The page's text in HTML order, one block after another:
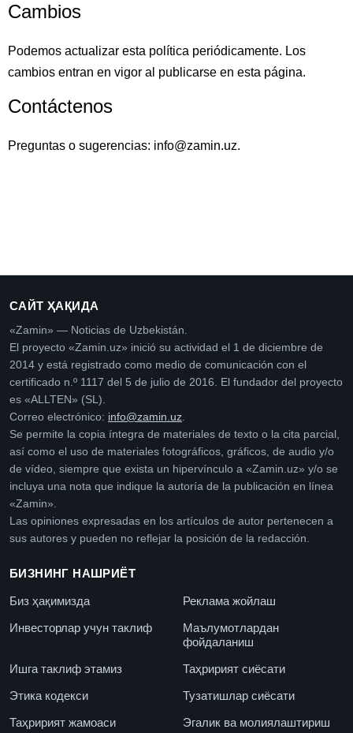
Cambios
Podemos actualizar esta política periódicamente. Los
cambios entran en vigor al publicarse en esta página.
Contáctenos
Preguntas o sugerencias: info@zamin.uz.
САЙТ ҲАҚИДА
«Zamin» — Noticias de Uzbekistán.
El proyecto «Zamin.uz» inició su actividad el 1 de diciembre de
2014 y está registrado como medio de comunicación con el
certificado n.º 1117 del 5 de julio de 2016. El fundador del proyecto
es «ALLTEN» (SL).
Correo electrónico: info@zamin.uz.
Se permite la copia íntegra de materiales de texto o la cita parcial,
así como el uso de materiales fotográficos, gráficos, de audio y/o
de vídeo, siempre que exista un hipervínculo a «Zamin.uz» y/o se
incluya una nota que indique la autoría de la publicación en línea
«Zamin».
Las opiniones expresadas en los artículos de autor pertenecen a
sus autores y pueden no reflejar la posición de la redacción.
БИЗНИНГ НАШРИЁТ
Биз ҳақимизда
Реклама жойлаш
Инвесторлар учун таклиф
Маълумотлардан
фойдаланиш
Ишга таклиф этамиз
Таҳририят сиёсати
Этика кодекси
Тузатишлар сиёсати
Таҳририят жамоаси
Эгалик ва молиялаштириш